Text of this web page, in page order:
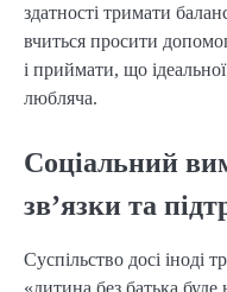
здатності тримати
вчиться просити
і приймати, що
любляча.
Соціальний
зв’язки та
Суспільство досі іноді